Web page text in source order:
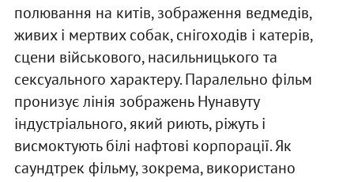
полювання на китів, зображення ведмедів,
живих і мертвих собак, снігоходів і катерів,
сцени військового, насильницького та
сексуального характеру. Паралельно фільм
пронизує лінія зображень Нунавуту
індустріального, який риють, ріжуть і
висмоктують білі нафтові корпорації. Як
саундтрек фільму, зокрема, використано